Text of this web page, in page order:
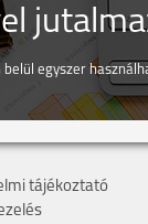
egyszer
tájékoztató